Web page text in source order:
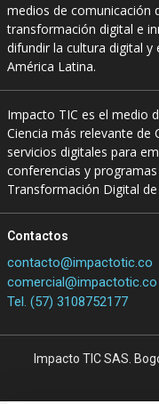
medios de comunicación
transformación digital e
difundir la cultura digital y
América Latina.
Impacto TIC es el medio
Ciencia más relevante de
servicios digitales para
conferencias y
Transformación Digital
Contactos
contacto@impactotic.co
comercial@impactotic.co
Tel. (57) 3108752177
Impacto TIC SAS.